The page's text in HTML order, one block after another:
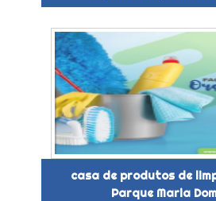
casa de produtos de
Parque Maria